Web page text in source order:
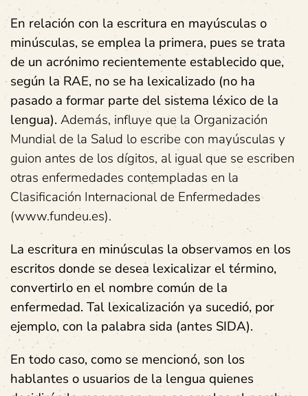
En relación con la escritura en mayúsculas o
minúsculas, se emplea la primera, pues se trata
de un acrónimo recientemente establecido que,
según la RAE, no se ha lexicalizado (no ha
pasado a formar parte del sistema léxico de la
lengua). Además, influye que la Organización
Mundial de la Salud lo escribe con mayúsculas y
guion antes de los dígitos, al igual que se escriben
otras enfermedades contempladas en la
Clasificación Internacional de Enfermedades
(www.fundeu.es).
La escritura en minúsculas la observamos en los
escritos donde se desea lexicalizar el término,
convertirlo en el nombre común de la
enfermedad. Tal lexicalización ya sucedió, por
ejemplo, con la palabra sida (antes SIDA).
En todo caso, como se mencionó, son los
hablantes o usuarios de la lengua quienes